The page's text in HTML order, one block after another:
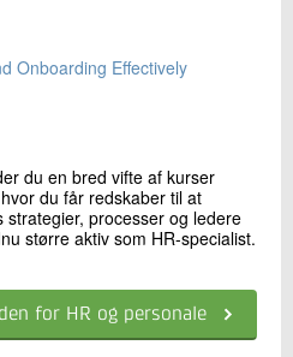
Onboarding Effectively
du en bred vifte af kurser
du får redskaber til at
processer og ledere
større aktiv som HR-specialist.
for HR og personale